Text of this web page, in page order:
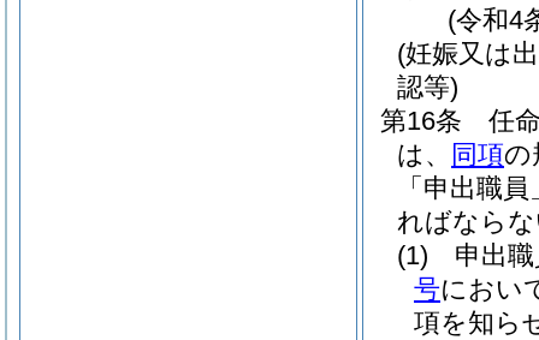
(令和4
(妊娠又は
認等)
第16条
任
は、
同項の
「申出職
ればなら
(1)
申出
号におい
項を知ら